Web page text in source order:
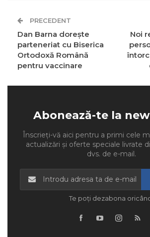
PRECEDENT
Dan Barna dorește
parteneriat cu Biserica
Ortodoxă Română
pentru vaccinare
Noi
Abonează-te la
Înscrieți-vă aici pentru a primi cele
actualizări și oferte speciale livrate
dvs. de e-mail.
Te poți dezabona